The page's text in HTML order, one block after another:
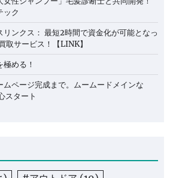
ック
ンクス： 最短2時間で資金化が可能となっ
取サービス！【LINK】
極める！
ムページ完成まで。ムームードメインな
スタート